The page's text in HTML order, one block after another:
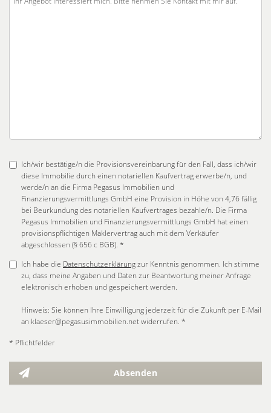
Ich/wir bestätige/n die Provisionsvereinbarung für den Fall, dass ich/wir
diese Immobilie durch einen notariellen Kaufvertrag erwerbe/n, und
werde/n an die Firma Pegasus Immobilien und
Finanzierungsvermittlungs GmbH eine Provision in Höhe von 4,76 fällig
bei Beurkundung des notariellen Kaufvertrages bezahle/n. Die Firma
Pegasus Immobilien und Finanzierungsvermittlungs GmbH hat einen
provisionspflichtigen Maklervertrag auch mit dem Verkäufer
abgeschlossen (§ 656 c BGB). *
Ich habe die Datenschutzerklärungzur Kenntnis genommen. Ich stimme
zu, dass meine Angaben und Daten zur Beantwortung meiner Anfrage
elektronisch erhoben und gespeichert werden.
Hinweis: Sie können Ihre Einwilligung jederzeit für die Zukunft per E-Mail
an klaeser@pegasusimmobilien.net widerrufen. *
* Pflichtfelder
Absenden